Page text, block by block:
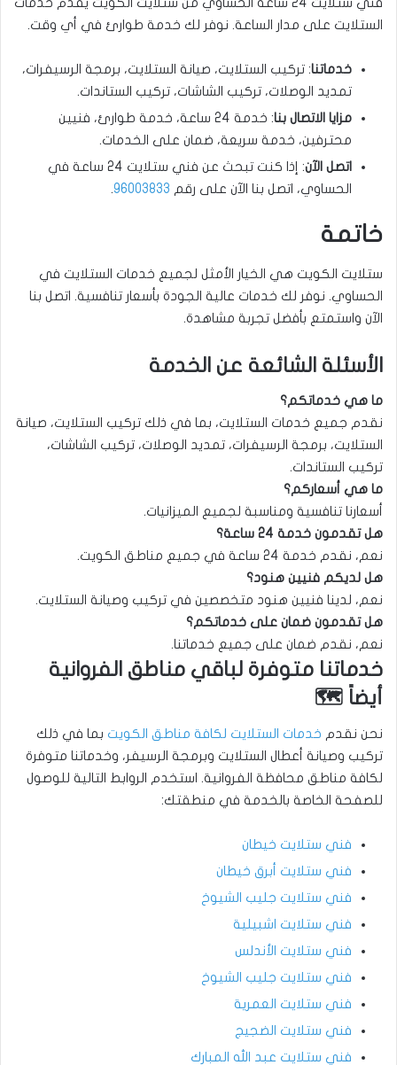
الستلايت على مدار الساعة. نوفر لك خدمة طوارئ في أي وقت.
خدماتنا: تركيب الستلايت، صيانة الستلايت، برمجة الرسيفرات،
تمديد الوصلات، تركيب الشاشات، تركيب الستاندات.
مزايا الاتصال بنا
: خدمة 24 ساعة، خدمة طوارئ، فنيين
محترفين، خدمة سريعة، ضمان على الخدمات.
اتصل الآن
: إذا كنت تبحث عن فني ستلايت 24 ساعة في
الحساوي، اتصل بنا الآن على رقم 96003833
.
خاتمة
ستلايت الكويت هي الخيار الأمثل لجميع خدمات الستلايت في
الحساوي. نوفر لك خدمات عالية الجودة بأسعار تنافسية. اتصل بنا
الآن واستمتع بأفضل تجربة مشاهدة.
الأسئلة الشائعة عن الخدمة
ما هي خدماتكم؟
نقدم جميع خدمات الستلايت، بما في ذلك تركيب الستلايت، صيانة
الستلايت، برمجة الرسيفرات، تمديد الوصلات، تركيب الشاشات،
تركيب الستاندات.
ما هي أسعاركم؟
أسعارنا تنافسية ومناسبة لجميع الميزانيات.
هل تقدمون خدمة 24 ساعة؟
نعم، نقدم خدمة 24 ساعة في جميع مناطق الكويت.
هل لديكم فنيين هنود؟
نعم، لدينا فنيين هنود متخصصين في تركيب وصيانة الستلايت.
هل تقدمون ضمان على خدماتكم؟
نعم، نقدم ضمان على جميع خدماتنا.
خدماتنا متوفرة لباقي مناطق الفروانية
أيضاً 🗺️
نحن نقدم خدمات الستلايت لكافة مناطق الكويت بما في ذلك
تركيب وصيانة أعطال الستلايت وبرمجة الرسيفر، وخدماتنا متوفرة
لكافة مناطق محافظة الفروانية. استخدم الروابط التالية للوصول
للصفحة الخاصة بالخدمة في منطقتك:
فني ستلايت خيطان
فني ستلايت أبرق خيطان
فني ستلايت جليب الشيوخ
فني ستلايت اشبيلية
فني ستلايت الأندلس
فني ستلايت جليب الشيوخ
فني ستلايت العمرية
فني ستلايت الضجيج
فني ستلايت عبد الله المبارك